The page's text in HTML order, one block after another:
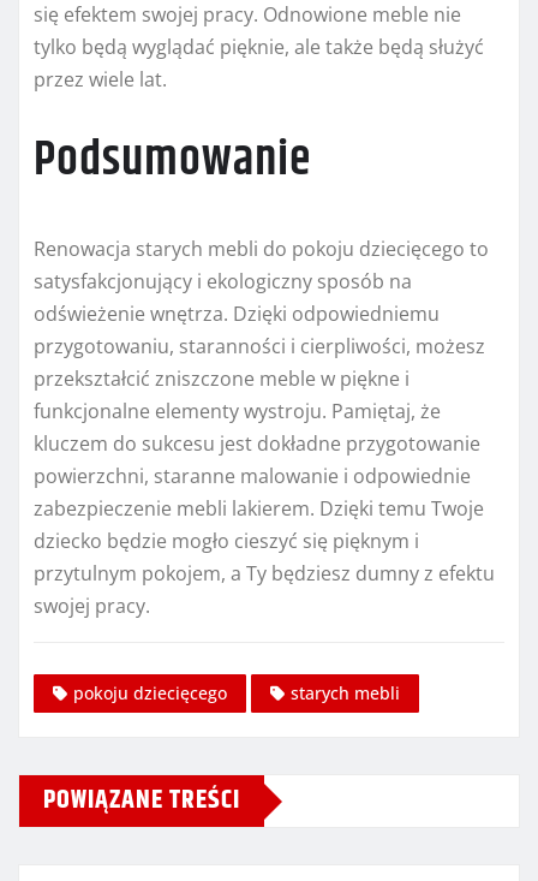
się efektem swojej pracy. Odnowione meble nie
tylko będą wyglądać pięknie, ale także będą służyć
przez wiele lat.
Podsumowanie
Renowacja starych mebli do pokoju dziecięcego to
satysfakcjonujący i ekologiczny sposób na
odświeżenie wnętrza. Dzięki odpowiedniemu
przygotowaniu, staranności i cierpliwości, możesz
przekształcić zniszczone meble w piękne i
funkcjonalne elementy wystroju. Pamiętaj, że
kluczem do sukcesu jest dokładne przygotowanie
powierzchni, staranne malowanie i odpowiednie
zabezpieczenie mebli lakierem. Dzięki temu Twoje
dziecko będzie mogło cieszyć się pięknym i
przytulnym pokojem, a Ty będziesz dumny z efektu
swojej pracy.
pokoju dziecięcego starych mebli
POWIĄZANE TREŚCI